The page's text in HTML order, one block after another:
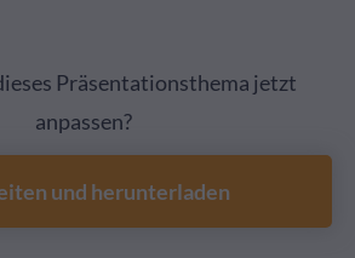
Präsentationsthema jetzt
anpassen?
und herunterladen